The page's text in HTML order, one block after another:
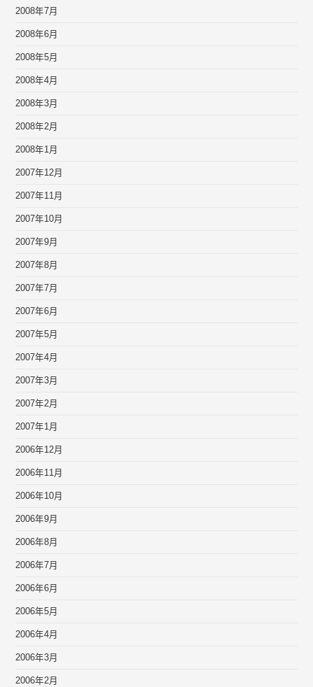
2008年7月
2008年6月
2008年5月
2008年4月
2008年3月
2008年2月
2008年1月
2007年12月
2007年11月
2007年10月
2007年9月
2007年8月
2007年7月
2007年6月
2007年5月
2007年4月
2007年3月
2007年2月
2007年1月
2006年12月
2006年11月
2006年10月
2006年9月
2006年8月
2006年7月
2006年6月
2006年5月
2006年4月
2006年3月
2006年2月